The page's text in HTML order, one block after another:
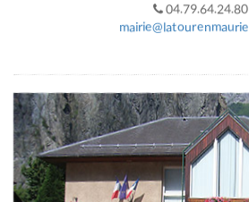
04.79.64.24.80